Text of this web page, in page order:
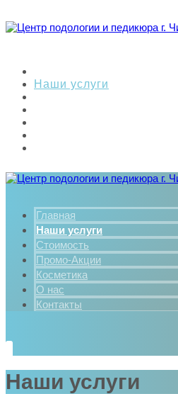
Наши услуги
Главная
Наши услуги
Стоимость
Промо-Акции
Косметика
О нас
Контакты
Наши услуги